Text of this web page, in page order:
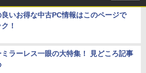
いお得な中古PC情報はこのページで
！
ミラーレス一眼の大特集！ 見どころ記事